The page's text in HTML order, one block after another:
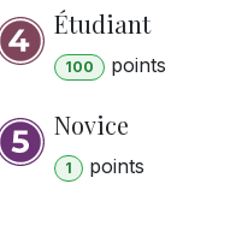
Étudiant
100 points
Novice
1 points